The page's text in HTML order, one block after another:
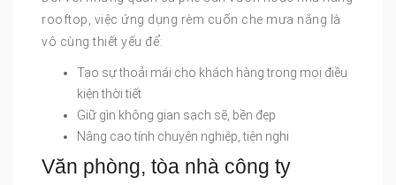
rooftop, việc ứng dụng rèm cuốn che mưa nắng là
vô cùng thiết yếu để:
Tạo sự thoải mái cho khách hàng trong mọi điều
kiện thời tiết
Giữ gìn không gian sạch sẽ, bền đẹp
Nâng cao tính chuyên nghiệp, tiện nghi
Văn phòng, tòa nhà công ty